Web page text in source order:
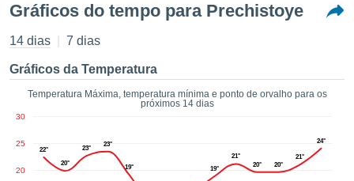
da
foi
por
para
que as
a este
Gráficos do tempo para Prechistoye
14 dias 7 dias
Gráficos da Temperatura
Temperatura Máxima, temperatura mínima e ponto de orvalho para os
próximos 14 dias
20
25
30
22°
20°
23°
23°
19° 19°
21°
20°
20°
21°
24°